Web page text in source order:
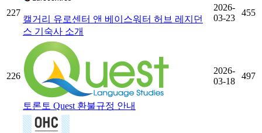
227
캘거리 유로센터 앤 베이스워터 허브 레지던
스 기숙사 소개
2026-
03-23
455
226
토론토 Quest 환불규정 안내
2026-
03-18
497